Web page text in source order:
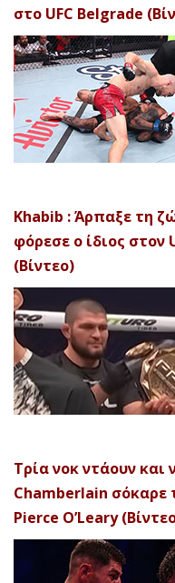
στο UFC Belgrade
Khabib : Άρπαξε τη
φόρεσε ο ίδιος
(Βίντεο)
Τρία νοκ ντάουν
Chamberlain σόκαρε
Pierce O’Leary